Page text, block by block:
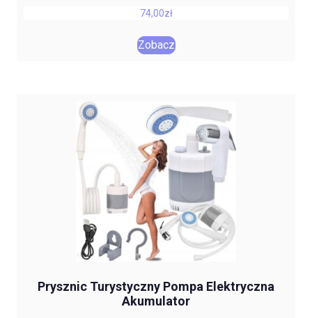
74,00zł
Zobacz
Prysznic Turystyczny Pompa Elektryczna
Akumulator